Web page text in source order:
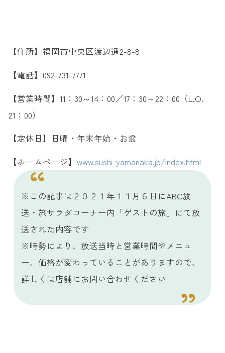
【住所】福岡市中央区渡辺通2-8-8
【電話】092-731-7771
【営業時間】11：30～14：00／17：30～22：00（L.O.
21：00）
【定休日】日曜・年末年始・お盆
【ホームページ】 www.sushi-yamanaka.jp/index.html
※この記事は２０２１年１１月６日にABC放
送・旅サラダコーナー内「ゲストの旅」にて放
送された内容です
※時勢により、放送当時と営業時間やメニュ
ー、価格が変わっていることがありますので、
詳しくは店舗にお問い合わせください